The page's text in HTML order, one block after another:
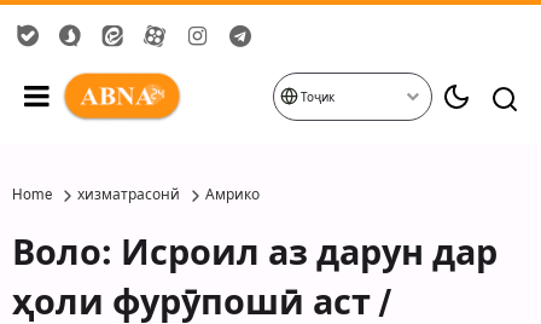
Тоҷик
Home хизматрасонй Амрико
Воло: Исроил аз дарун дар
ҳоли фурӯпошӣ аст /